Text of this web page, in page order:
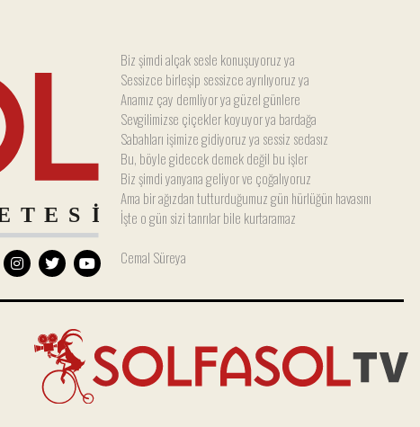
Biz şimdi alçak sesle konuşuyoruz ya
Sessizce birleşip sessizce ayrılıyoruz ya
Anamız çay demliyor ya güzel günlere
Sevgilimizse çiçekler koyuyor ya bardağa
Sabahları işimize gidiyoruz ya sessiz sedasız
Bu, böyle gidecek demek değil bu işler
Biz şimdi yanyana geliyor ve çoğalıyoruz
Ama bir ağızdan tutturduğumuz gün hürlüğün havasını
İşte o gün sizi tanrılar bile kurtaramaz
Cemal Süreya